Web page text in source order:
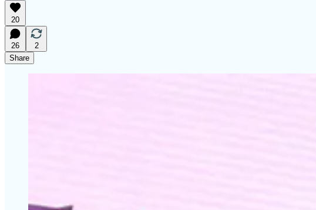
20
26
2
Share